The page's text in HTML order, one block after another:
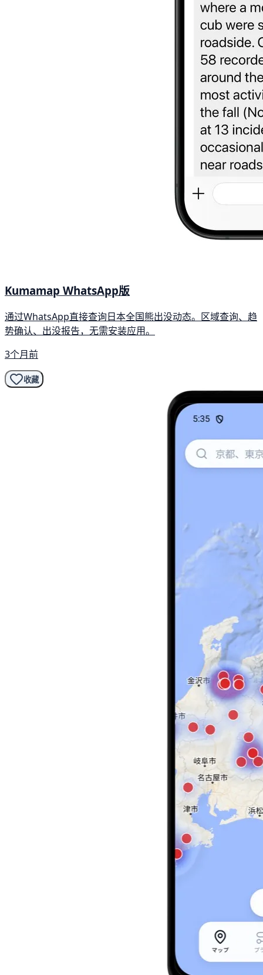
Kumamap WhatsApp版
通过WhatsApp直接查询日本全国熊出没动态。区域查询、趋
势确认、出没报告，无需安装应用。
3个月前
收藏